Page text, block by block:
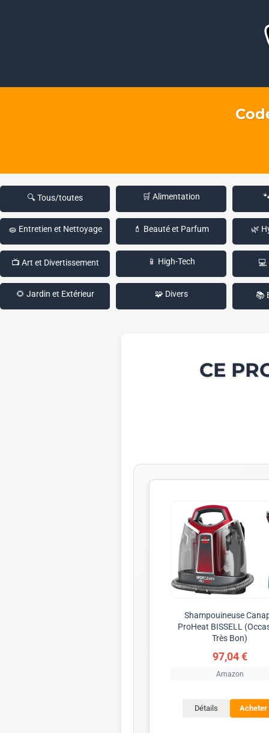
🔍 Tous/toutes 🛒 Alimentation
🧽 Entretien et Nettoyage 💄 Beauté et Parfum 🌿
📺 Art et Divertissement 📱 High-Tech 💻
🌻 Jardin et Extérieur 🧩 Divers 📚
CE
Shampouineuse
ProHeat BISSELL
Très Bon)
97,04 €
Amazon
Détails Acheter